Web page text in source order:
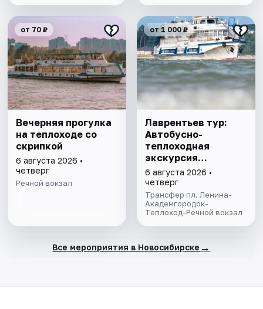
от 70 ₽
Вечерняя прогулка
на теплоходе со
скрипкой
6 августа 2026 •
четверг
Речной вокзал
от 1 000 ₽
Лаврентьев тур:
Автобусно-
теплоходная
экскурсия
Академгородок и
Шлюзование
6 августа 2026 •
четверг
Трансфер пл. Ленина-
Академгородок-
Теплоход-Речной вокзал
Все мероприятия в Новосибирске →